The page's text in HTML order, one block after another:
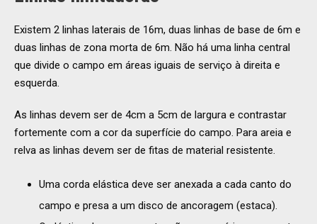
Existem 2 linhas laterais de 16m, duas linhas de base de 6m e
duas linhas de zona morta de 6m. Não há uma linha central
que divide o campo em áreas iguais de serviço à direita e
esquerda.
As linhas devem ser de 4cm a 5cm de largura e contrastar
fortemente com a cor da superfície do campo. Para areia e
relva as linhas devem ser de fitas de material resistente.
Uma corda elástica deve ser anexada a cada canto do
campo e presa a um disco de ancoragem (estaca).